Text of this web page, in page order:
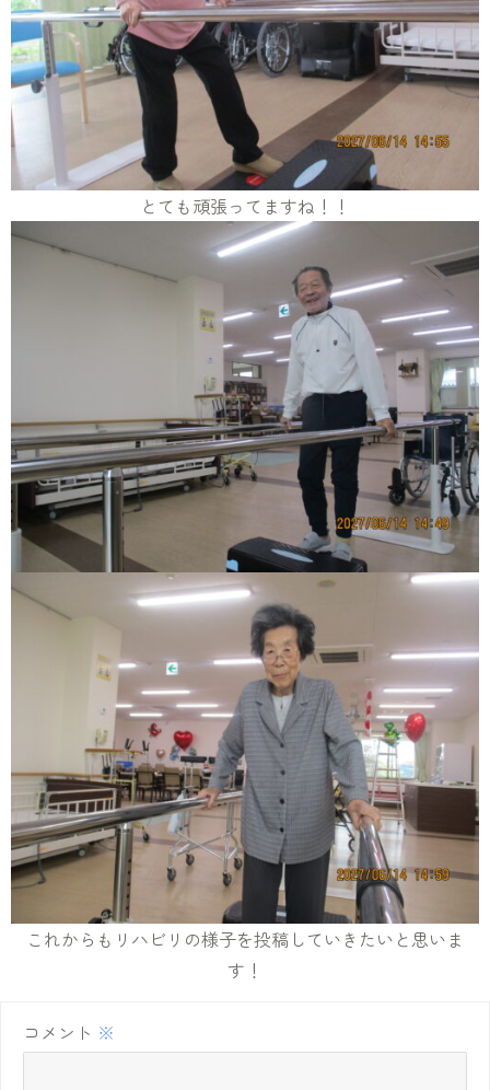
とても頑張ってますね！！
これからもリハビリの様子を投稿していきたいと思いま
す！
コメント ※